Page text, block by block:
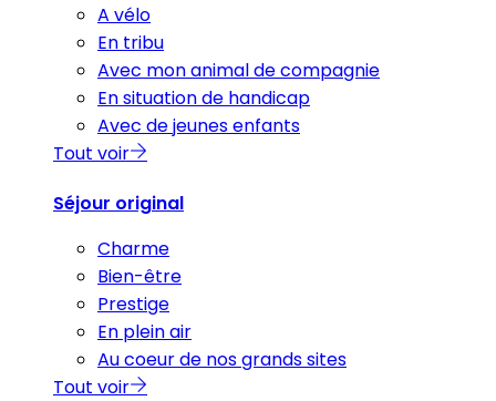
A vélo
En tribu
Avec mon animal de compagnie
En situation de handicap
Avec de jeunes enfants
Tout voir
Séjour original
Charme
Bien-être
Prestige
En plein air
Au coeur de nos grands sites
Tout voir